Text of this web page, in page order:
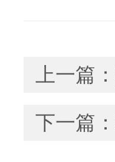
上一篇：
下一篇：